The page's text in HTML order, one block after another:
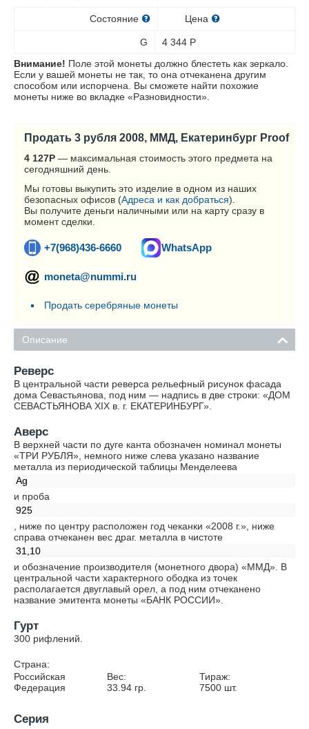
Состояние Цена
G 4 344 Р
Внимание! Поле этой монеты должно блестеть как зеркало.
Если у вашей монеты не так, то она отчеканена другим
способом или испорчена. Вы сможете найти похожие
монеты ниже во вкладке «Разновидности».
Продать 3 рубля 2008, ММД, Екатеринбург Proof
4 127Р — максимальная стоимость этого предмета на
сегодняшний день.
Мы готовы выкупить это изделие в одном из наших
безопасных офисов (Адреса и как добраться).
Вы получите деньги наличными или на карту сразу в
момент сделки.
+7(968)436-6660 WhatsApp
moneta@nummi.ru
Продать серебряные монеты
Описание
Реверс
В центральной части реверса рельефный рисунок фасада
дома Севастьянова, под ним — надпись в две строки: «ДОМ
СЕВАСТЬЯНОВА XIX в. г. ЕКАТЕРИНБУРГ».
Аверс
В верхней части по дуге канта обозначен номинал монеты
«ТРИ РУБЛЯ», немного ниже слева указано название
металла из периодической таблицы Менделеева
Ag
и проба
925
, ниже по центру расположен год чеканки «2008 г.», ниже
справа отчеканен вес драг. металла в чистоте
31,10
и обозначение производителя (монетного двора) «ММД». В
центральной части характерного ободка из точек
располагается двуглавый орел, а под ним отчеканено
название эмитента монеты «БАНК РОССИИ».
Гурт
300 рифлений.
Страна:
Российская
Федерация
Вес:
33.94гр.
Тираж:
7500 шт.
Серия